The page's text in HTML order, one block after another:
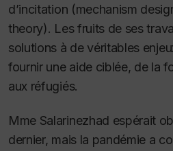
d’incitation (mechanism
theory). Les fruits de ses
solutions à de véritables
fournir une aide ciblée, de la
aux réfugiés.
Mme Salarinezhad espérait
dernier, mais la pandémie a